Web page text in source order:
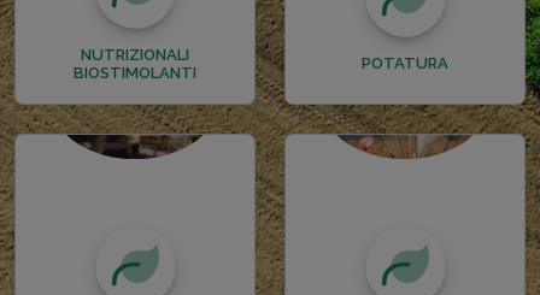
NUTRIZIONALI
BIOSTIMOLANTI
POTATURA